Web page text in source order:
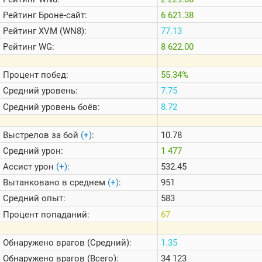
Теlegram
ВК
Портал
Мира
РейтингБроне-сайт:
РейтингXVM (WN8):
РейтингWG:
Процент побед:
Средний уровень:
Средний уровень боёв:
Выстрелов за бой (+):
Средний урон:
Ассист урон (+):
Вытанковано в среднем (+):
Средний опыт:
Процент попаданий:
Обнаружено врагов (Средний):
Обнаружено врагов (Всего):
6 621.38
77.13
8 622.00
55.34%
7.75
8.72
10.78
1 477
532.45
951
583
67
1.35
34 123